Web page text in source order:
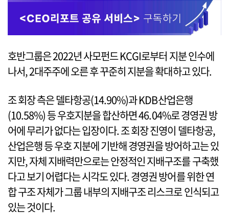
호반그룹은 2022년 사모펀드 KCGI로부터 지분 인수에
나서, 2대주주에 오른 후 꾸준히 지분을 확대하고 있다.
조 회장 측은 델타항공(14.90%)과 KDB산업은행
(10.58%) 등 우호지분을 합산하면 46.04%로 경영권 방
어에 무리가 없다는 입장이다. 조 회장 진영이 델타항공,
산업은행 등 우호 지분에 기반해 경영권을 방어하고는 있
지만, 자체 지배력만으로는 안정적인 지배구조를 구축했
다고 보기 어렵다는 시각도 있다. 경영권 방어를 위한 연
합 구조 자체가 그룹 내부의 지배구조 리스크로 인식되고
있는 것이다.